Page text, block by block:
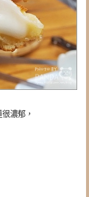
濃郁，